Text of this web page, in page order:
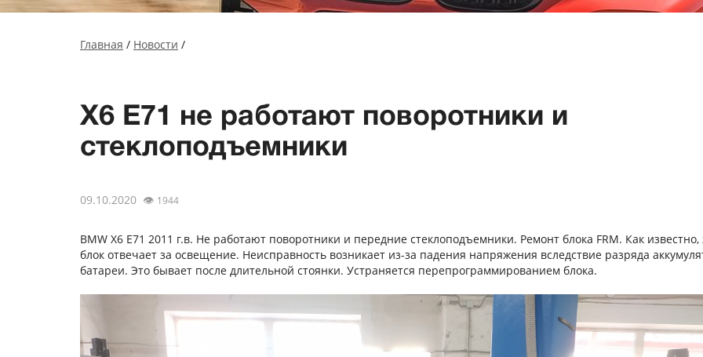
Главная / Новости /
X6 E71 не работают поворотники и
стеклоподъемники
09.10.2020 👁 1944
BMW X6 E71 2011 г.в. Не работают поворотники и передние стеклоподъемники. Ремонт блока FRM. Как известно,
блок отвечает за освещение. Неисправность возникает из-за падения напряжения вследствие разряда
батареи. Это бывает после длительной стоянки. Устраняется перепрограммированием блока.